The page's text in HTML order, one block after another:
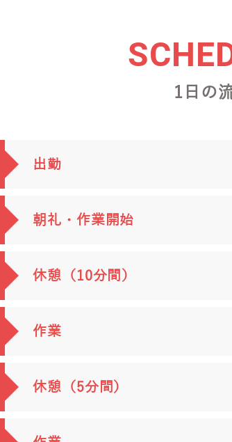
1日の
出勤
朝礼・作業開始
休憩（10分間）
作業
休憩（5分間）